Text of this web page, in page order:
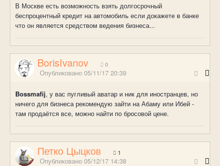
В Москве есть возможность взять долгосрочный
беспроцентный кредит на автомобиль если докажете в банке
что он является средством ведения бизнеса...
BorisIvanov 0
Опубликовано 05/11/17 20:39
Bossmafij, у вас пугливый аватар и ник для иностранцев, но
ничего для бизнеса рекомендую зайти на Абаму или Ибей -
там продаётся все, можно найти по бросовой цене.
Петко Цыцков 1
Опубликовано 05/12/17 14:38